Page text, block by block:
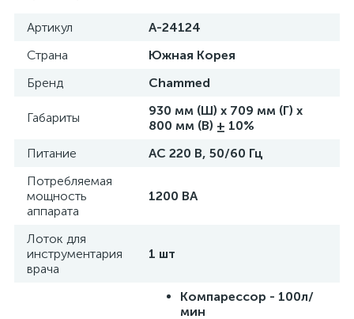
Артикул
А-24124
Страна
Южная Корея
Бренд
Chammed
Габариты
930 мм (Ш) x 709 мм (Г) x
800 мм (В) ± 10%
Питание
AC 220 В, 50/60 Гц
Потребляемая
мощность
аппарата
1200 ВА
Лоток для
инструментария
врача
1 шт
Компарессор - 100л/
мин